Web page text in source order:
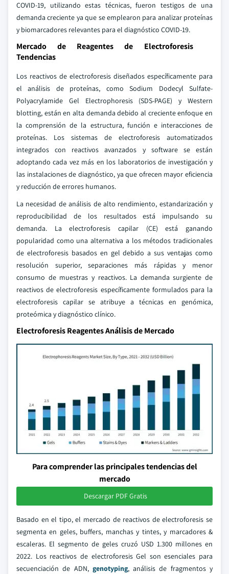
COVID-19, utilizando estas técnicas, fueron testigos de una
demanda creciente ya que se emplearon para analizar proteínas
y biomarcadores relevantes para el diagnóstico COVID-19.
Mercado de Reagentes de Electroforesis
Tendencias
Los reactivos de electroforesis diseñados específicamente para
el análisis de proteínas, como Sodium Dodecyl Sulfate-
Polyacrylamide Gel Electrophoresis (SDS-PAGE) y Western
blotting, están en alta demanda debido al creciente enfoque en
la comprensión de la estructura, función e interacciones de
proteínas. Los sistemas de electroforesis automatizados
integrados con reactivos avanzados y software se están
adoptando cada vez más en los laboratorios de investigación y
las instalaciones de diagnóstico, ya que ofrecen mayor eficiencia
y reducción de errores humanos.
La necesidad de análisis de alto rendimiento, estandarización y
reproducibilidad de los resultados está impulsando su
demanda. La electroforesis capilar (CE) está ganando
popularidad como una alternativa a los métodos tradicionales
de electroforesis basados en gel debido a sus ventajas como
resolución superior, separaciones más rápidas y menor
consumo de muestras y reactivos. La demanda surgiente de
reactivos de electroforesis específicamente formulados para la
electroforesis capilar se atribuye a técnicas en genómica,
proteómica y diagnóstico clínico.
Electroforesis Reagentes Análisis de Mercado
Para comprender las principales tendencias del
mercado
Descargar PDF Gratis
Basado en el tipo, el mercado de reactivos de electroforesis se
segmenta en geles, buffers, manchas y tintes, y marcadores &
escaleras. El segmento de geles cruzó USD 1.300 millones en
2022. Los reactivos de electroforesis Gel son esenciales para
secuenciación de ADN, genotyping, análisis de fragmentos y